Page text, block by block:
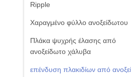
Ripple
Χαραγμένο φύλλο ανοξείδωτου
Πλάκα ψυχρής έλασης από
ανοξείδωτο χάλυβα
επένδυση πλακιδίων από